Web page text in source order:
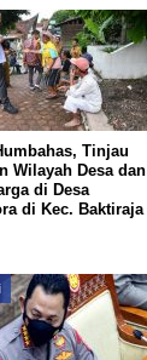
Tinjau
Wilayah Desa dan
di Desa
di Kec. Baktiraja